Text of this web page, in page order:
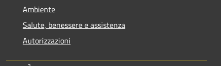
Ambiente
Salute, benessere e assistenza
Autorizzazioni